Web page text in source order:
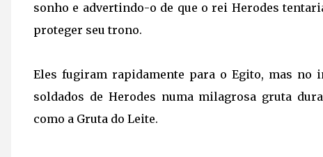
sonho e advertindo-o de que o rei Herodes
proteger seu trono.
Eles fugiram rapidamente para o Egito, mas no
soldados de Herodes numa milagrosa gruta
como a Gruta do Leite.